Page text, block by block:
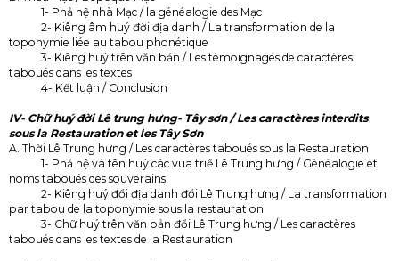
1- Phả hệ nhà Mạc / la généalogie des Mạc
2- Kiêng âm huý đời địa danh / La transformation de la
toponymie liée au tabou phonétique
3- Kiêng huý trên văn bản / Les témoignages de caractères
taboués dans les textes
4- Kết luận / Conclusion
IV- Chữ huý đời Lê trung hưng- Tây sơn / Les caractères interdits
sous la Restauration et les Tây Sơn
A. Thời Lê Trung hưng / Les caractères taboués sous la Restauration
1- Phả hệ và tên huý các vua triề Lê Trung hưng / Généalogie et
noms taboués des souverains
2- Kiêng huý đổi địa danh đổi Lê Trung hưng / La transformation
par tabou de la toponymie sous la restauration
3- Chữ huý trên văn bản đổi Lê Trung hưng / Les caractères
taboués dans les textes de la Restauration